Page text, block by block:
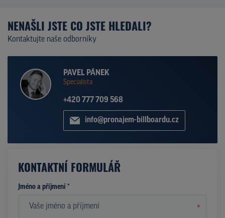
NENAŠLI JSTE CO JSTE HLEDALI?
Kontaktujte naše odborníky
PAVEL PÁNEK
Specialista
+420 777 709 568
info@pronajem-billboardu.cz
KONTAKTNÍ FORMULÁŘ
Jméno a příjmení *
*